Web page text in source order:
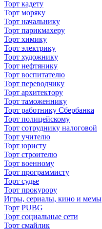
Торт кадету
Торт моряку
Торт начальнику
Торт парикмахеру
Торт химику
Торт электрику
Торт художнику
Торт нефтянику
Торт воспитателю
Торт переводчику
Торт архитектору
Торт таможеннику
Торт работнику Сбербанка
Торт полицейскому
Торт сотруднику налоговой
Торт учителю
Торт юристу
Торт строителю
Торт военному
Торт программисту
Торт судье
Торт прокурору
Игры, сериалы, кино и мемы
Торт PUBG
Торт социальные сети
Торт смайлик